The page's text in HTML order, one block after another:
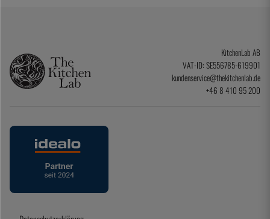
KitchenLab AB
VAT-ID: SE556785-619901
kundenservice@thekitchenlab.de
+46 8 410 95 200